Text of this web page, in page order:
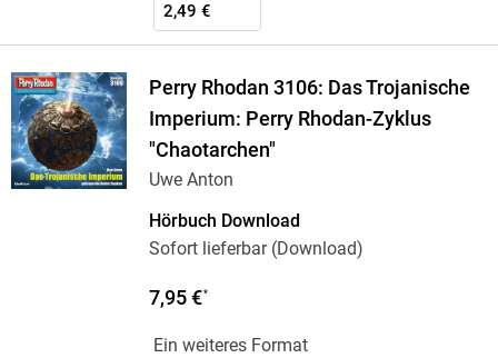
2,49 €
Perry Rhodan 3106: Das Trojanische
Imperium: Perry Rhodan-Zyklus
"Chaotarchen"
Uwe Anton
Hörbuch Download
Sofort lieferbar (Download)
7,95 €*
Ein weiteres Format